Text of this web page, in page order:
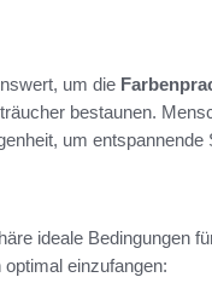
um die
bestaunen.
um
ideale Bedingungen
einzufangen: